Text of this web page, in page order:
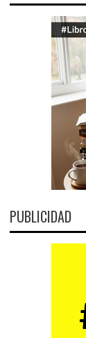
PUBLICIDAD